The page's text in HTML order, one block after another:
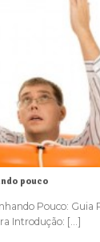
pouco
Pouco: Guia
Introdução: [...]